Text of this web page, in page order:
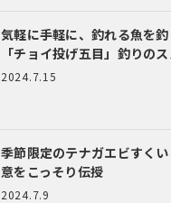
気軽に手軽に、釣れる魚を釣
「チョイ投げ五目」釣りの
2024.7.15
季節限定のテナガエビすくい
意をこっそり伝授
2024.7.9